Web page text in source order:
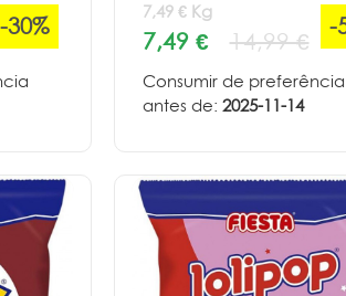
-30%
7,49 € Kg
7,49 € 14,99 €
-
Consumir de preferência
antes de: 2025-11-14